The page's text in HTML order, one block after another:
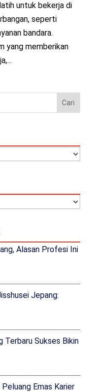
untuk bekerja di
seperti
bandara.
yang memberikan
Alasan Profesi Ini
Jepang:
Terbaru Sukses Bikin
Emas Karier